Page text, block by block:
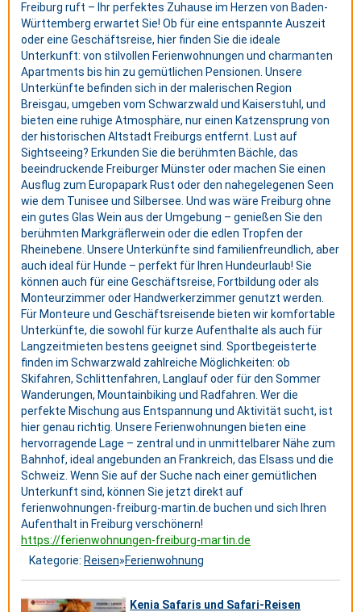
Freiburg ruft – Ihr perfektes Zuhause im Herzen von Baden-
Württemberg erwartet Sie! Ob für eine entspannte Auszeit
oder eine Geschäftsreise, hier finden Sie die ideale
Unterkunft: von stilvollen Ferienwohnungen und charmanten
Apartments bis hin zu gemütlichen Pensionen. Unsere
Unterkünfte befinden sich in der malerischen Region
Breisgau, umgeben vom Schwarzwald und Kaiserstuhl, und
bieten eine ruhige Atmosphäre, nur einen Katzensprung von
der historischen Altstadt Freiburgs entfernt. Lust auf
Sightseeing? Erkunden Sie die berühmten Bächle, das
beeindruckende Freiburger Münster oder machen Sie einen
Ausflug zum Europapark Rust oder den nahegelegenen Seen
wie dem Tunisee und Silbersee. Und was wäre Freiburg ohne
ein gutes Glas Wein aus der Umgebung – genießen Sie den
berühmten Markgräflerwein oder die edlen Tropfen der
Rheinebene. Unsere Unterkünfte sind familienfreundlich, aber
auch ideal für Hunde – perfekt für Ihren Hundeurlaub! Sie
können auch für eine Geschäftsreise, Fortbildung oder als
Monteurzimmer oder Handwerkerzimmer genutzt werden.
Für Monteure und Geschäftsreisende bieten wir komfortable
Unterkünfte, die sowohl für kurze Aufenthalte als auch für
Langzeitmieten bestens geeignet sind. Sportbegeisterte
finden im Schwarzwald zahlreiche Möglichkeiten: ob
Skifahren, Schlittenfahren, Langlauf oder für den Sommer
Wanderungen, Mountainbiking und Radfahren. Wer die
perfekte Mischung aus Entspannung und Aktivität sucht, ist
hier genau richtig. Unsere Ferienwohnungen bieten eine
hervorragende Lage – zentral und in unmittelbarer Nähe zum
Bahnhof, ideal angebunden an Frankreich, das Elsass und die
Schweiz. Wenn Sie auf der Suche nach einer gemütlichen
Unterkunft sind, können Sie jetzt direkt auf
ferienwohnungen-freiburg-martin.de buchen und sich Ihren
Aufenthalt in Freiburg verschönern!
https://ferienwohnungen-freiburg-martin.de
Kategorie: Reisen»Ferienwohnung
Kenia Safaris und Safari-Reisen